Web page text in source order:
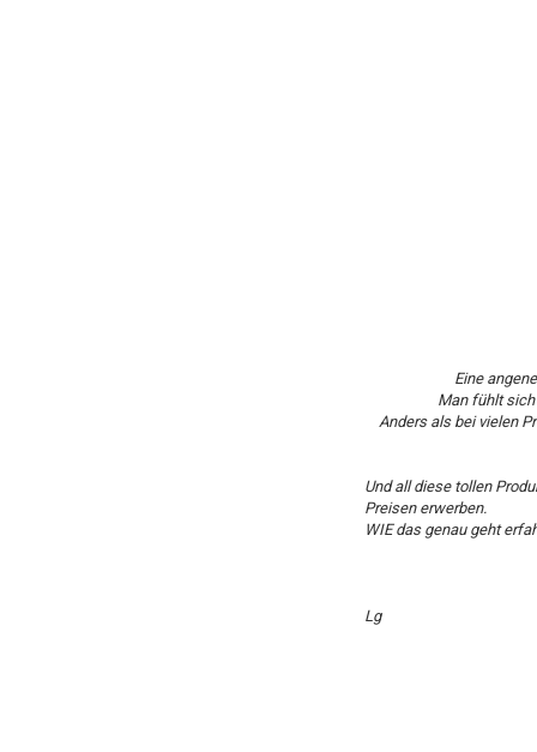
Eine
Man fühlt
Anders als bei vielen
Und all diese tollen
Preisen erwerben.
WIE das genau geht
Lg